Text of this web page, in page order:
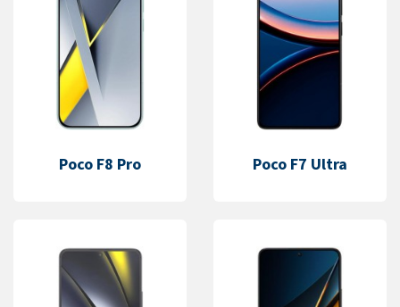
Poco F8 Pro Poco F7 Ultra